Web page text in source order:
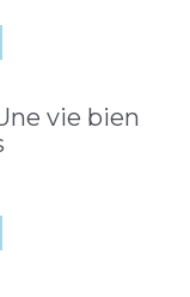
vie bien